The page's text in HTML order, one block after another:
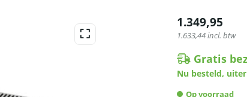
1.349,95
1.633,44incl. btw
Gratis
Nu besteld,
Op voorraad